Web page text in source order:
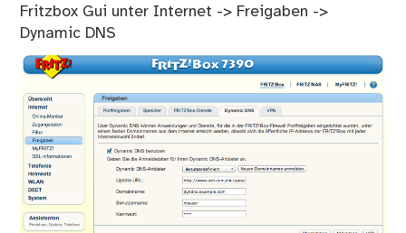
Fritzbox Gui unter Internet -> Freigaben ->
Dynamic DNS